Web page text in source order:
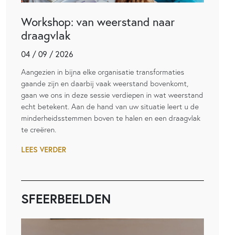
Workshop: van weerstand naar
draagvlak
04 / 09 / 2026
Aangezien in bijna elke organisatie transformaties
gaande zijn en daarbij vaak weerstand bovenkomt,
gaan we ons in deze sessie verdiepen in wat weerstand
echt betekent. Aan de hand van uw situatie leert u de
minderheidsstemmen boven te halen en een draagvlak
te creëren.
LEES VERDER
SFEERBEELDEN